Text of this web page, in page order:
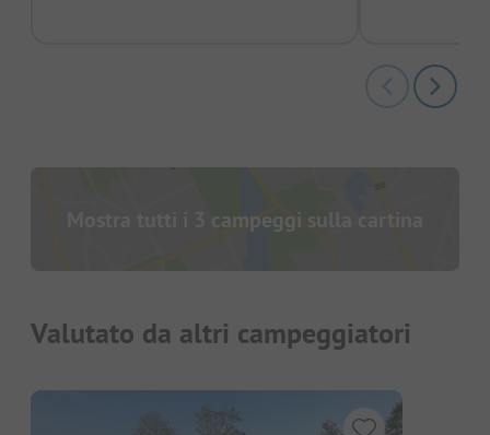
Mostra tutti i 3 campeggi sulla cartina
Valutato da altri campeggiatori